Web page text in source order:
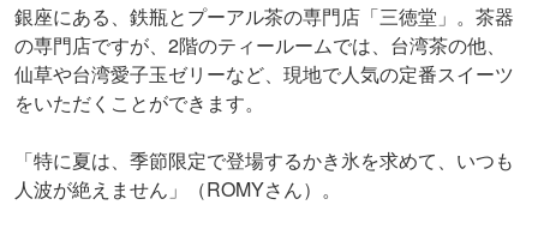
銀座にある、鉄瓶とプーアル茶の専門店「三徳堂」。茶器
の専門店ですが、2階のティールームでは、台湾茶の他、
仙草や台湾愛子玉ゼリーなど、現地で人気の定番スイーツ
をいただくことができます。
「特に夏は、季節限定で登場するかき氷を求めて、いつも
人波が絶えません」（ROMYさん）。